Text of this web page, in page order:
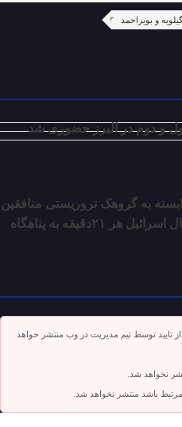
و بویراحمد
و دوم در البرز حضوری شد
لیبرمن: ساکنان شمال اسرائیل هر ۲۱دقیقه به پناهگاه
توسط تیم مدیریت در وب منتشر خواهد
نخواهد شد.
مرتبط باشد منتشر نخواهد شد.